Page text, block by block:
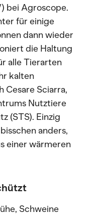
bei Agroscope.
für einige
dann wieder
die Haltung
alle Tierarten
kalten
Cesare Sciarra,
Nutztiere
(STS). Einzig
anders,
einer wärmeren
Schweine